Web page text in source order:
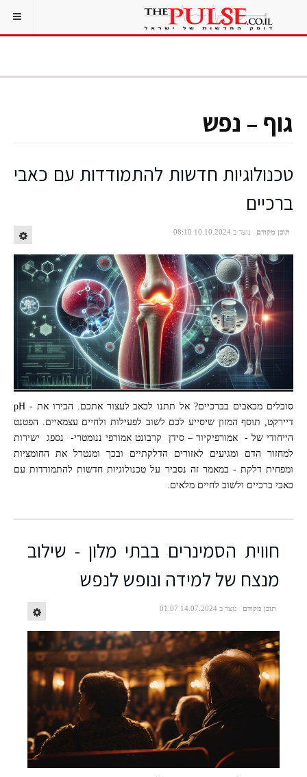
גוף – נפש
טכנולוגיות חדשות להתמודדות עם כאבי
ברכיים
תוכן מקודם נוצר ב 10.10.2024 08:10
קרדיט ל תמונה זו נוצרה על ידי CHATGPT בינה מלאכותית
סובלים מכאבים בברכיים? אל תתנו לכאב לעצור אתכם. הכירו את - pH
דיירקט, תוסף המזון שיסייע לכם לשוב לפעילות ולחיים עצמאיים. הפטנט
הייחודי של - אמורפיקיור – סידן קרבונט אמורפי ננומטרי- נספג ישירות
למחזור הדם ומגיעים לאזורים הדלקתיים ובכך ומנטרל את החומציות
ומפחית דלקת - במאמר זה נסביר על טכנולוגיות חדשות להתמודדות עם
כאבי ברכיים ולשוב לחיים מלאים.
חווית הסמינרים בבתי מלון - שילוב
מנצח של למידה ונופש לנפש
תוכן מקודם נוצר ב 14.07.2024 01:07